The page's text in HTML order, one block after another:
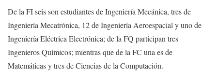
De la FI seis son estudiantes de Ingeniería Mecánica, tres de
Ingeniería Mecatrónica, 12 de Ingeniería Aeroespacial y uno de
Ingeniería Eléctrica Electrónica; de la FQ participan tres
Ingenieros Químicos; mientras que de la FC una es de
Matemáticas y tres de Ciencias de la Computación.